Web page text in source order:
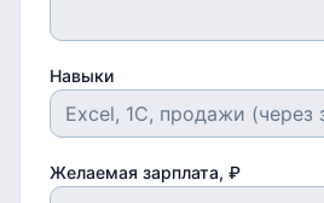
Навыки
Желаемая зарплата, ₽